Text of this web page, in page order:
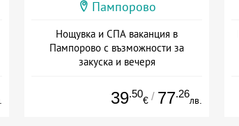
Пампорово
Нощувка и СПА ваканция в
Пампорово с възможности за
закуска и вечеря
39.50
€ / 77.26
лв.